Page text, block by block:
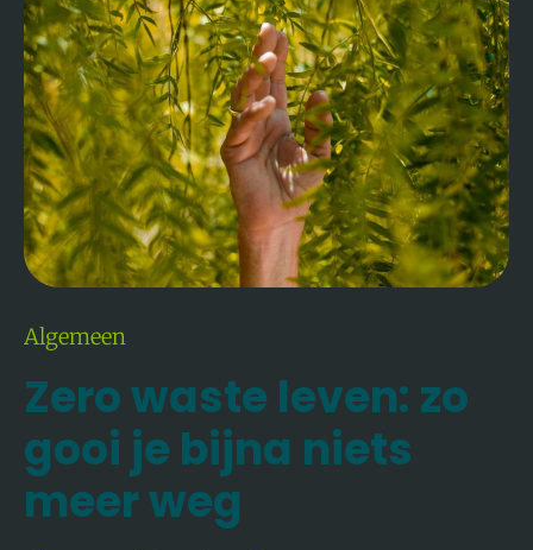
Algemeen
Zero waste leven: zo
gooi je bijna niets
meer weg
Leven:
Zo
Gooi
Je
Bijna
Niets
Meer
Weg